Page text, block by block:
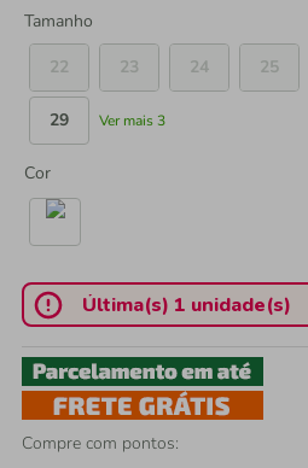
Tamanho
22
23 24 25
29 Ver mais 3
Cor
Última(s) 1 unidade(s)
Compre com pontos: